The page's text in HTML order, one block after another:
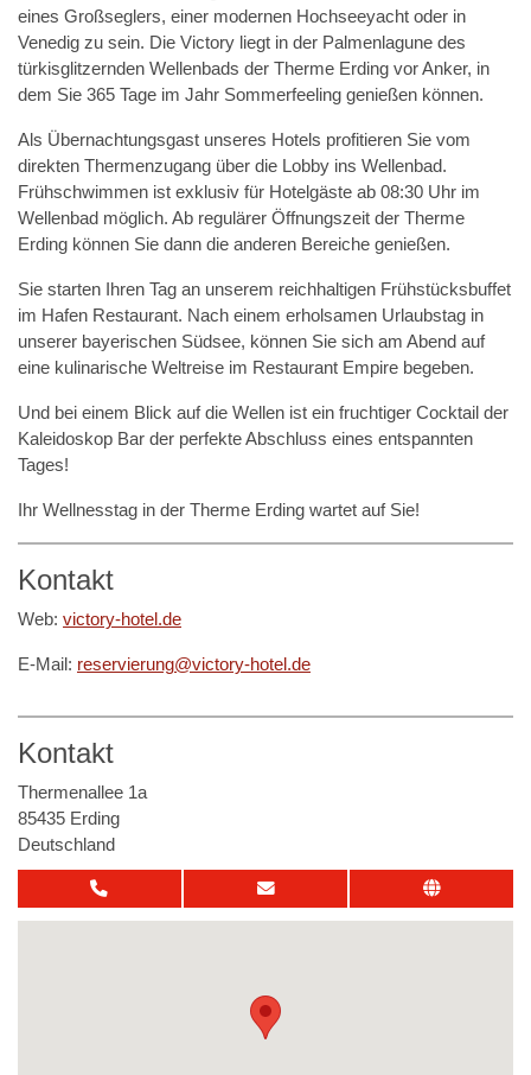
eines Großseglers, einer modernen Hochseeyacht oder in
Venedig zu sein. Die Victory liegt in der Palmenlagune des
türkisglitzernden Wellenbads der Therme Erding vor Anker, in
dem Sie 365 Tage im Jahr Sommerfeeling genießen können.
Als Übernachtungsgast unseres Hotels profitieren Sie vom
direkten Thermenzugang über die Lobby ins Wellenbad.
Frühschwimmen ist exklusiv für Hotelgäste ab 08:30 Uhr im
Wellenbad möglich. Ab regulärer Öffnungszeit der Therme
Erding können Sie dann die anderen Bereiche genießen.
Sie starten Ihren Tag an unserem reichhaltigen Frühstücksbuffet
im Hafen Restaurant. Nach einem erholsamen Urlaubstag in
unserer bayerischen Südsee, können Sie sich am Abend auf
eine kulinarische Weltreise im Restaurant Empire begeben.
Und bei einem Blick auf die Wellen ist ein fruchtiger Cocktail der
Kaleidoskop Bar der perfekte Abschluss eines entspannten
Tages!
Ihr Wellnesstag in der Therme Erding wartet auf Sie!
Kontakt
Web: victory-hotel.de
E-Mail: reservierung@victory-hotel.de
Kontakt
Thermenallee 1a
85435 Erding
Deutschland